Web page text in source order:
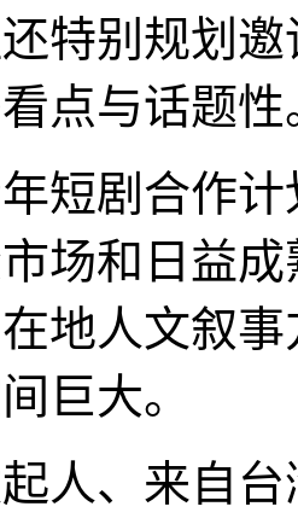
特别规划
点与话题性
剧合作计
场和日益
地人文叙
巨大。
、来自台